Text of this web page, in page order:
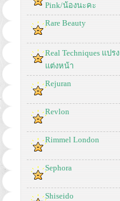
Pink/น้องนะคะ
Rare Beauty
Real Techniques แปรง
แต่งหน้า
Rejuran
Revlon
Rimmel London
Sephora
Shiseido